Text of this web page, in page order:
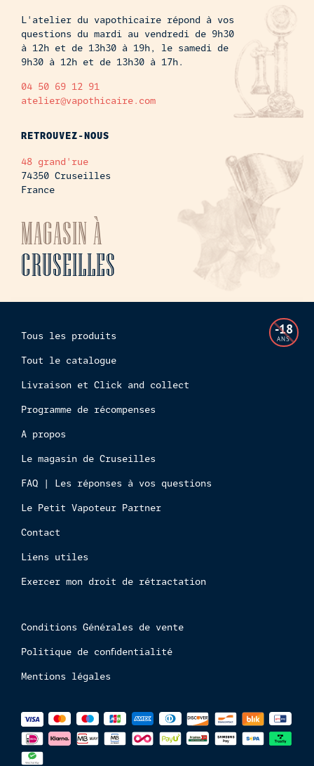
L'atelier du vapothicaire répond à vos
questions du mardi au vendredi de 9h30
à 12h et de 13h30 à 19h, le samedi de
9h30 à 12h et de 13h30 à 17h.
04 50 69 12 91
atelier@vapothicaire.com
RETROUVEZ-NOUS
48 grand'rue
74350 Cruseilles
France
MAGASIN À
CRUSEILLES
Tous les produits
Tout le catalogue
Livraison et Click and collect
Programme de récompenses
A propos
Le magasin de Cruseilles
FAQ | Les réponses à vos questions
Le Petit Vapoteur Partner
Contact
Liens utiles
Exercer mon droit de rétractation
Conditions Générales de vente
Politique de confidentialité
Mentions légales
Méthodes
de
paiements
L'accès
à
-18
ANS